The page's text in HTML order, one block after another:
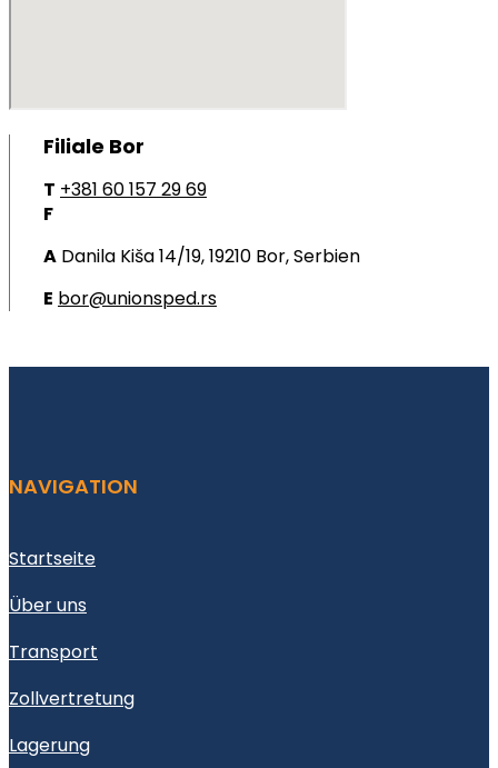
Filiale Bor
T +381 60 157 29 69
F
A Danila Kiša 14/19, 19210 Bor, Serbien
E bor@unionsped.rs
NAVIGATION
Startseite
Über uns
Transport
Zollvertretung
Lagerung